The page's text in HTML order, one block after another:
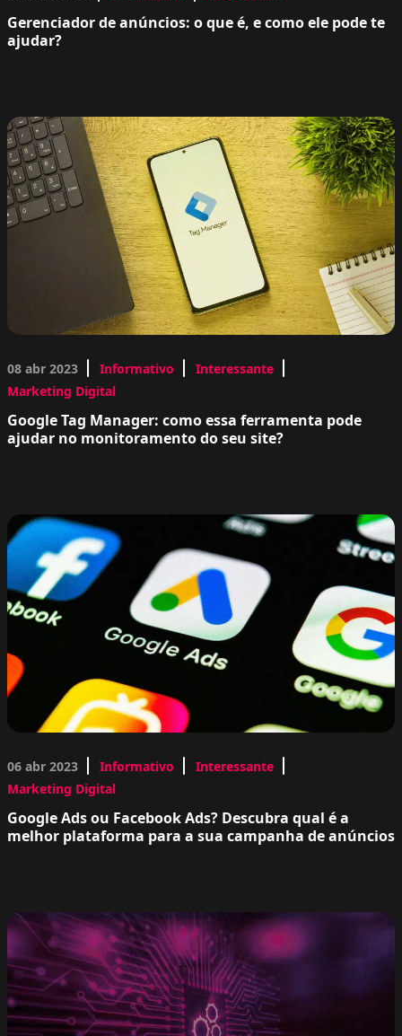
Gerenciador de anúncios: o que é, e como ele pode te
ajudar?
08 abr 2023 Informativo
Interessante
Marketing Digital
Google Tag Manager: como essa ferramenta pode
ajudar no monitoramento do seu site?
06 abr 2023 Informativo
Interessante
Marketing Digital
Google Ads ou Facebook Ads? Descubra qual é a
melhor plataforma para a sua campanha de anúncios